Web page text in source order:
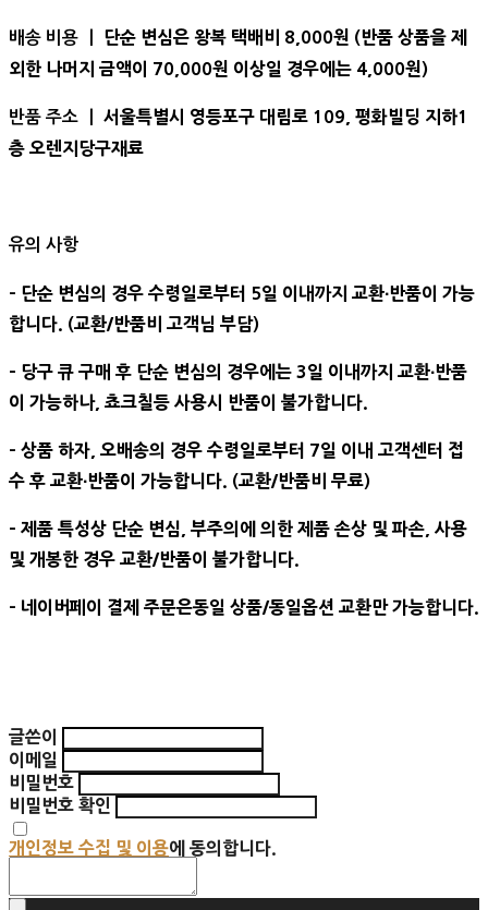
배송 비용 ㅣ
단순 변심은 왕복 택배비 8,000원 (반품 상품을 제
외한 나머지 금액이 70,000원 이상일 경우에는 4,000원)
반품 주소 ㅣ 서울특별시 영등포구 대림로 109, 평화빌딩 지하1
층 오렌지당구재료
유의 사항
- 단순 변심의 경우 수령일로부터 5일 이내까지 교환∙반품이 가능
합니다. (교환/반품비 고객님 부담)
- 당구 큐 구매 후 단순 변심의 경우에는 3일 이내까지 교환∙반품
이 가능하나, 쵸크칠등 사용시 반품이 불가합니다.
- 상품 하자, 오배송의 경우 수령일로부터 7일 이내 고객센터 접
수 후 교환∙반품이 가능합니다. (교환/반품비 무료)
- 제품 특성상 단순 변심, 부주의에 의한 제품 손상 및 파손, 사용
및 개봉한 경우 교환/반품이 불가합니다.
- 네이버페이 결제 주문은동일 상품/동일옵션 교환만 가능합니다.
글쓴이
이메일
비밀번호
비밀번호 확인
개인정보 수집 및 이용에 동의합니다.